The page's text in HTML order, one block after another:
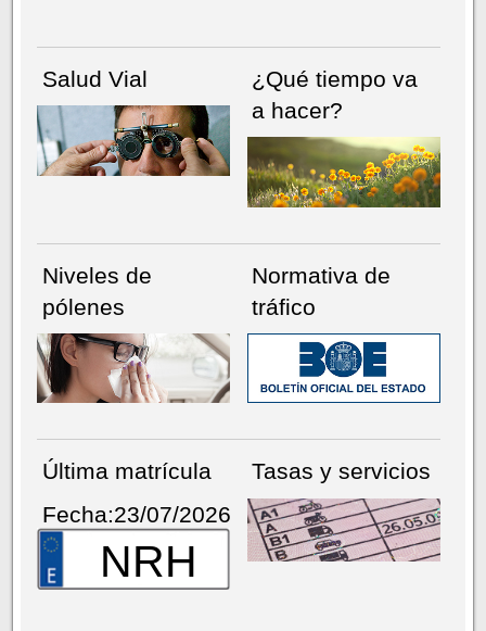
Salud Vial
¿Qué tiempo va
a hacer?
Niveles de
pólenes
Normativa de
tráfico
Última matrícula
Fecha:23/07/2026
NRH
Tasas y servicios